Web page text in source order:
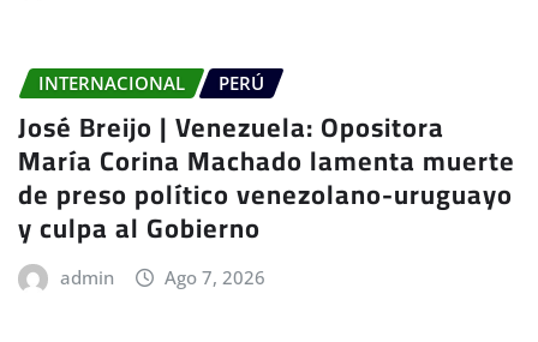
INTERNACIONAL PERÚ
José Breijo | Venezuela: Opositora
María Corina Machado lamenta muerte
de preso político venezolano-uruguayo
y culpa al Gobierno
admin Ago 7, 2026